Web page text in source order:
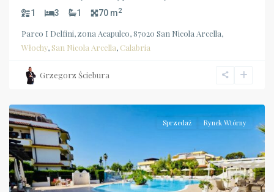
1 3 1 70 m2
Parco I Delfini, zona Acapulco, 87020 San Nicola Arcella,
Włochy, San Nicola Arcella, Calabria
Grzegorz Ściebura
Calabria,
Sprzedaż Rynek Wtórny